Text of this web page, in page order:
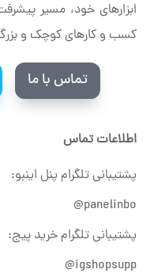
ابزارهای خود، مسیر
کسب و کارهای کوچک و
تماس با ما
اطلاعات تماس
پشتیبانی تلگرام پنل اینبو:
panelinbo@
پشتیبانی تلگرام خرید پیج:
igshopsupp@